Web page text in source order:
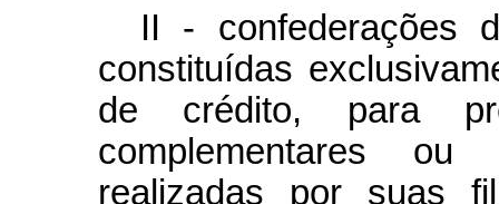
II - confederações
constituídas
de crédito, para
complementares ou
realizadas por suas